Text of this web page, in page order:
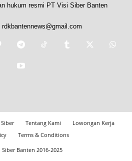
hukum resmi PT Visi Siber Banten
rdkbantennews@gmail.com
Tentang Kami
Lowongan Kerja
Terms & Conditions
Banten 2016-2025